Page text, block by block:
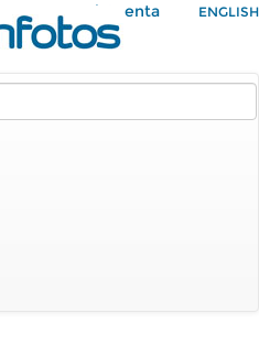
Mi Cuenta ENGLISH